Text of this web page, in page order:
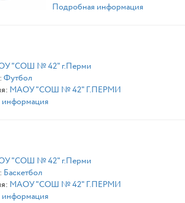
Подробная информация
"СОШ № 42" г.Перми
Футбол
МАОУ "СОШ № 42" Г.ПЕРМИ
"СОШ № 42" г.Перми
Баскетбол
МАОУ "СОШ № 42" Г.ПЕРМИ